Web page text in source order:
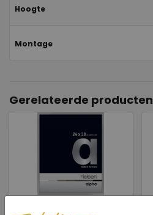
Hoogte
Montage
Gerelateerde producten